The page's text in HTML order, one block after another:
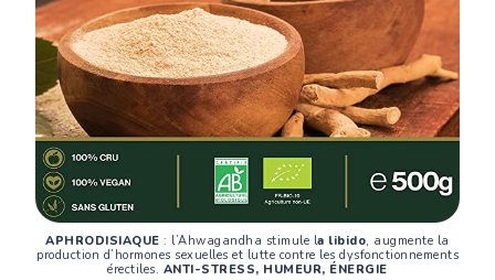
APHRODISIAQUE: l’Ahwagandha stimule la libido, augmente la
production d’hormones sexuelles et lutte contre les dysfonctionnements
érectiles. ANTI-STRESS, HUMEUR, ÉNERGIE